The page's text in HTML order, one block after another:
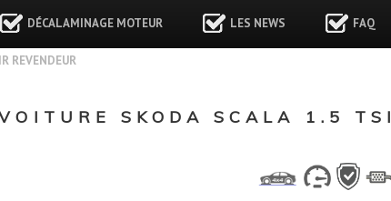
DÉCALAMINAGE MOTEUR LES NEWS FAQ
REVENDEUR
SKODA SCALA 1.5 TSI